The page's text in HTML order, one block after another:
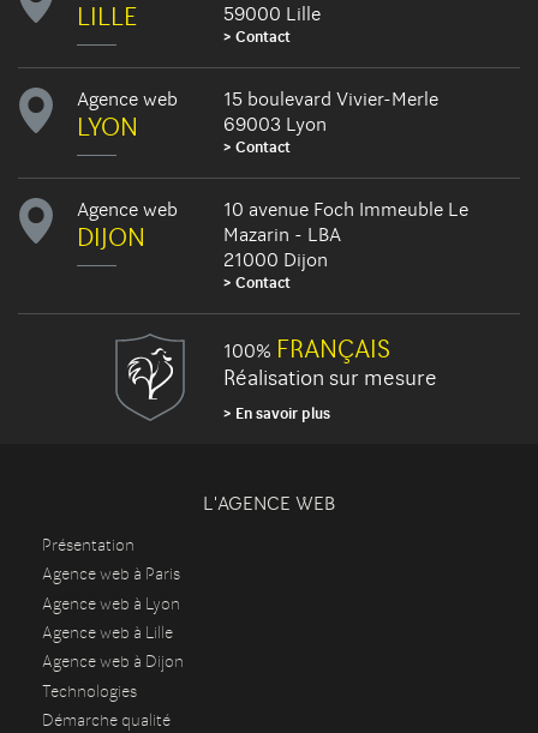
LILLE
59000 Lille
Contact
Agence web
LYON
15 boulevard Vivier-Merle
69003 Lyon
Contact
Agence web
DIJON
10 avenue Foch Immeuble Le
Mazarin - LBA
21000 Dijon
Contact
100% FRANÇAIS
Réalisation sur mesure
En savoir plus
L'AGENCE WEB
Présentation
Agence web à Paris
Agence web à Lyon
Agence web à Lille
Agence web à Dijon
Technologies
Démarche qualité